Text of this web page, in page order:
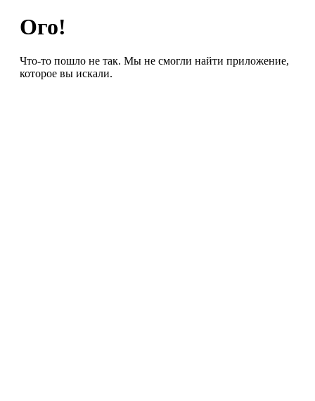
Ого!
Что-то пошло не так. Мы не смогли найти приложение,
которое вы искали.